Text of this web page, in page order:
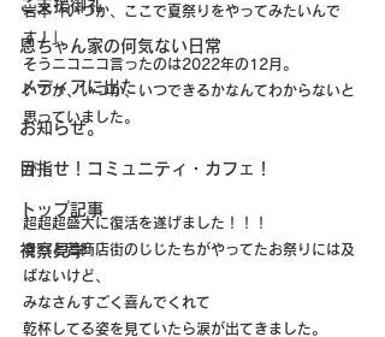
ご支援御礼
恩ちゃん家の何気ない日常
メディアに出た
お知らせ。
目指せ！コミュニティ・カフェ！
トップ記事
視察見学
岩本「いつか、ここで夏祭りをやってみたいんで
す！」
そうニコニコ言ったのは2022年の12月。
いつか、いつか、いつできるかなんてわからないと
思っていました。
が！
超超超盛大に復活を遂げました！！！
きっと昔商店街のじじたちがやってたお祭りには及
ばないけど、
みなさんすごく喜んでくれて
乾杯してる姿を見ていたら涙が出てきました。